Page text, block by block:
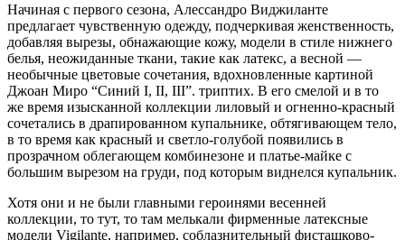
Начиная с первого сезона, Алессандро Виджиланте
предлагает чувственную одежду, подчеркивая женственность,
добавляя вырезы, обнажающие кожу, модели в стиле нижнего
белья, неожиданные ткани, такие как латекс, а весной —
необычные цветовые сочетания, вдохновленные картиной
Джоан Миро “Синий I, II, III”. триптих. В его смелой и в то
же время изысканной коллекции лиловый и огненно-красный
сочетались в драпированном купальнике, обтягивающем тело,
в то время как красный и светло-голубой появились в
прозрачном облегающем комбинезоне и платье-майке с
большим вырезом на груди, под которым виднелся купальник.
Хотя они и не были главными героинями весенней
коллекции, то тут, то там мелькали фирменные латексные
модели Vigilante, например, соблазнительный фисташково-